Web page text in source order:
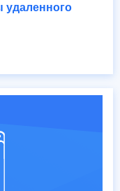
удаленного